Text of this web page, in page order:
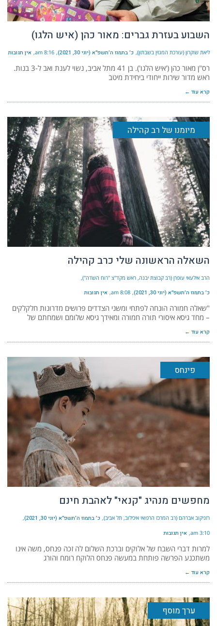
השבוע בעזרת גברים: מאור כהן (איש הלגו)
ליאת שוקרון (עורכת המגזין בשבתון) כ׳ בתמוז ה׳תשפ״א (יוני 30, 2021) 8:16 am אין תגובות
רס"ן מאור כהן ('איש הלגו'). בן 41 מתל אביב, נשוי לענת ואב ל-3 בנות.
ראש מדור שירות ייחודי ביחידת מיטב
קרא עוד ←
מיומנו של רב קהילה
השאלה הראשונה שלי כרב קהילה
הרב אילעאי עופרן (רב קבוצת יבנה, ראש מקד"צ "רוח השדה")
כ׳ בתמוז ה׳תשפ״א (יוני 30, 2021) 8:08 am אין תגובות
"שאלה חמורה הונחה לפתחי ומשני הצדדים פרושים מדרונות חלקלקים
– מחד גיסא איסורי תורה חמורה ומאידך גיסא שלומם ושמחתם של
קרא עוד ←
פינחס
מחפשים מנהיג "קנאי" לאהבת חינם
רזניקוב אברהם (רב המרכז הרפואי איכילוב, תל אביב) כ׳ בתמוז ה׳תשפ״א (יוני 30, 2021)
3:10 am אין תגובות
למרות דברי השבח של אלוקים וברכת השלום לה זכה פנחס, משה אינו
משתכנע הפרשה פותחת במעשה פנחס הלוקח רומח והורג
קרא עוד ←
ערך מוסף